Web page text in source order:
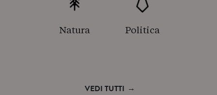
Natura Politica
VEDI TUTTI →